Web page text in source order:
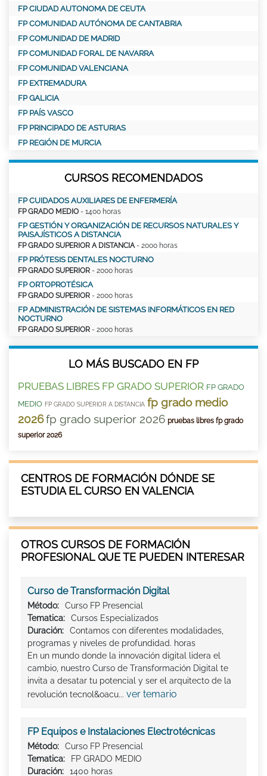
FP CIUDAD AUTONOMA DE CEUTA
FP COMUNIDAD AUTÓNOMA DE CANTABRIA
FP COMUNIDAD DE MADRID
FP COMUNIDAD FORAL DE NAVARRA
FP COMUNIDAD VALENCIANA
FP EXTREMADURA
FP GALICIA
FP PAÍS VASCO
FP PRINCIPADO DE ASTURIAS
FP REGIÓN DE MURCIA
CURSOS RECOMENDADOS
FP CUIDADOS AUXILIARES DE ENFERMERÍA
FP GRADO MEDIO - 1400 horas
FP GESTIÓN Y ORGANIZACIÓN DE RECURSOS NATURALES Y
PAISAJÍSTICOS A DISTANCIA
FP GRADO SUPERIOR A DISTANCIA- 2000 horas
FP PRÓTESIS DENTALES NOCTURNO
FP GRADO SUPERIOR - 2000 horas
FP ORTOPROTÉSICA
FP GRADO SUPERIOR - 2000 horas
FP ADMINISTRACIÓN DE SISTEMAS INFORMÁTICOS EN RED
NOCTURNO
FP GRADO SUPERIOR - 2000 horas
LO MÁS BUSCADO EN FP
PRUEBAS LIBRES FP GRADO SUPERIOR FP GRADO
MEDIO FP GRADO SUPERIOR A DISTANCIA fp grado medio
2026fp grado superior 2026 pruebas libres fp grado
superior 2026
CENTROS DE FORMACIÓN DÓNDE SE
ESTUDIA EL CURSO EN VALENCIA
OTROS CURSOS DE FORMACIÓN
PROFESIONAL QUE TE PUEDEN INTERESAR
Curso de Transformación Digital
Método:
Curso FP Presencial
Tematica:
Cursos Especializados
Duración:
Contamos con diferentes modalidades,
programas y niveles de profundidad. horas
En un mundo donde la innovación digital lidera el
cambio, nuestro Curso de Transformación Digital te
invita a desatar tu potencial y ser el arquitecto de la
revolución tecnol&oacu... ver temario
FP Equipos e Instalaciones Electrotécnicas
Método:
Curso FP Presencial
Tematica:
FP GRADO MEDIO
Duración:
1400 horas